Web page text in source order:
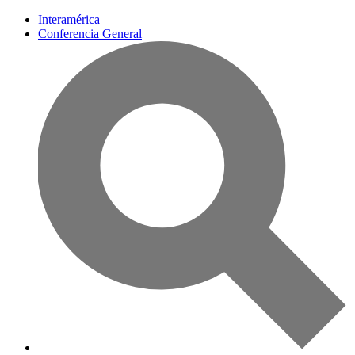
Interamérica
Conferencia General